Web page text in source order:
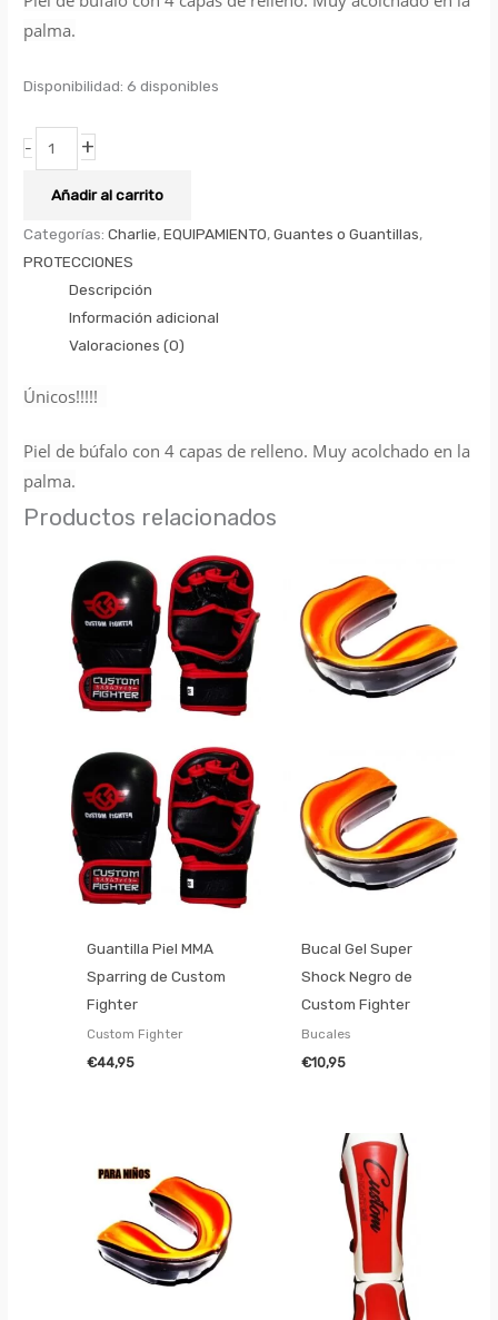
palma.
Disponibilidad: 6 disponibles
- +
Añadir al carrito
Categorías:Charlie,EQUIPAMIENTO,Guantes o Guantillas,
PROTECCIONES
Descripción
Información adicional
Valoraciones (0)
Únicos!!!!!
Piel de búfalo con 4 capas de relleno. Muy acolchado en la
palma.
Productos relacionados
Guantilla Piel MMA
Sparring de Custom
Fighter
Custom Fighter
€44,95
Bucal Gel Super
Shock Negro de
Custom Fighter
Bucales
€10,95